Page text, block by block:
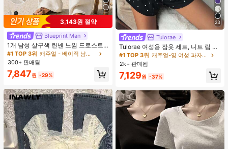
3,143원 절약
Blueprint Man
1개 남성 살구색 린넨 느낌 드로스트
링 스트레이트 레그 팬츠, 부드럽고 편
안한 린넨 같은 원단, 캐주얼 휴가 &
일상 출퇴근, 올드 머니 스타일
#1 TOP 3위
캐주얼 - 베이직 남성 바지
300+ 판매됨
7,847원 -29%
23
Tulorae
Tulorae 여성용 잠옷 세트, 니트 립 원
단, 하트 프린트 대비 레이스 트림, 로
맨틱 달콤 귀여운 섹시 캐미솔 & 반바
지 베이비돌 잠옷 세트 투피스 나이트
세트 섹시 잠옷 세트 여성용 잠옷 롬퍼
투피스 잠옷 세트 여성용 잠옷 세트 도
트 잠옷 세트 잠옷 반바지 세트 투피스
잠옷 세트 여성용 여름 세트 도트 반바
지 세트 여성용 잠옷 세트 반바지 잠옷
세트 여성용 투피스 여름 라운지 세트
#1 TOP 3위
캐주얼-영 여성 파자마 세트
2k+ 판매됨
7,129원 -37%